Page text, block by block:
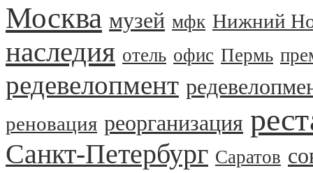
Москва музей мфк Нижний
наследия отель офис Пермь
редевелопмент
реновация реорганизация
Санкт-Петербург Саратов